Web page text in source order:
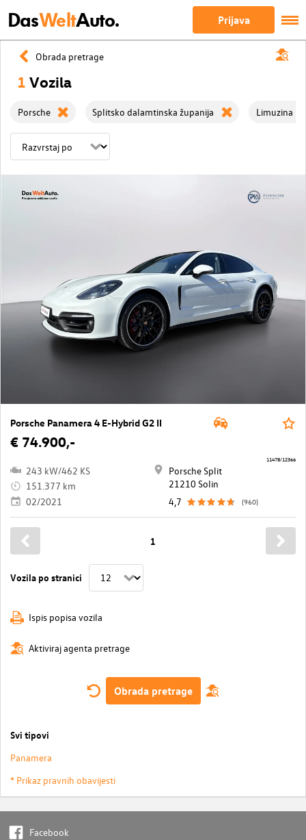
DasWeltAuto. Prijava
Obrada pretrage
1 Vozila
Porsche Splitsko dalamtinska županija Limuzina
Porsche Panamera 4 E-Hybrid G2 II
€ 74.900,-
243 kW/462 KS
151.377 km
02/2021
Porsche Split
21210 Solin
4,7
(960)
11478/12366
Vozila po stranici
1
Ispis popisa vozila
Aktiviraj agenta pretrage
Obrada pretrage
Svi tipovi
Panamera
* Prikaz pravnih obavijesti
Facebook